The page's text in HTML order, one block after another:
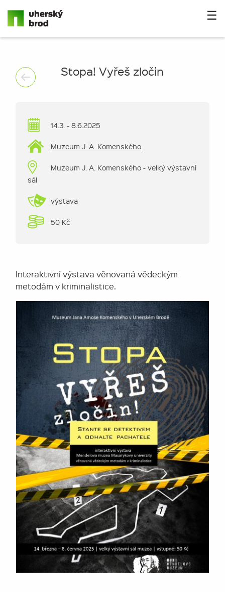
☰
Stopa! Vyřeš zločin
14.3. - 8.6.2025
Muzeum J. A. Komenského
Muzeum J. A. Komenského - velký výstavní
sál
výstava
50 Kč
Interaktivní výstava věnovaná vědeckým
metodám v kriminalistice.